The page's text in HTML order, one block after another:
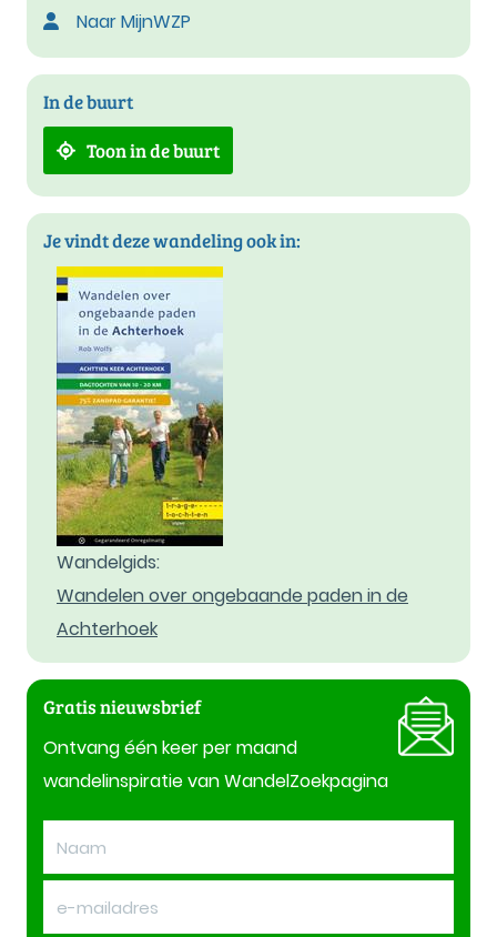
Naar MijnWZP
In de buurt
Toon in de buurt
Je vindt deze wandeling ook in:
Wandelgids:
Wandelen over ongebaande paden in de
Achterhoek
Gratis nieuwsbrief
Ontvang één keer per maand
wandelinspiratie van WandelZoekpagina